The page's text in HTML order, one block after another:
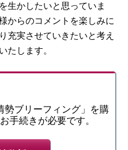
生かしたいと思っていま
からのコメントを楽しみに
充実させていきたいと考え
たします。
勢ブリーフィング」を購
手続きが必要です。